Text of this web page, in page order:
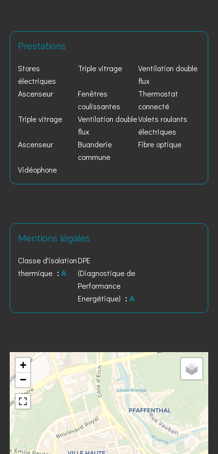
Prestations
Stores
électriques
Triple vitrage
Ventilation double
flux
Ascenseur
Fenêtres
coulissantes
Thermostat
connecté
Triple vitrage
Ventilation double
flux
Volets roulants
électriques
Ascenseur
Buanderie
commune
Fibre optique
Vidéophone
Mentions légales
Classe d'isolation
thermique
A
DPE
(Diagnostique de
Performance
Energétique)
A
+
−